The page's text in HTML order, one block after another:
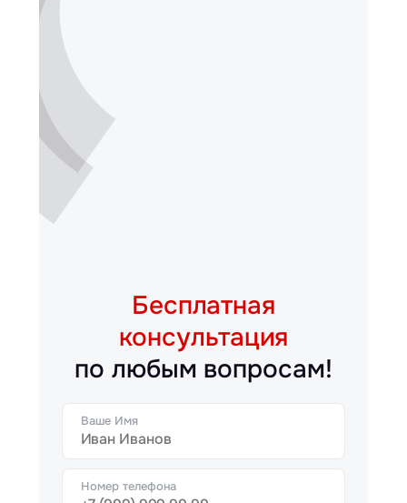
Бесплатная
консультация
по любым вопросам!
Ваше Имя
Номер телефона